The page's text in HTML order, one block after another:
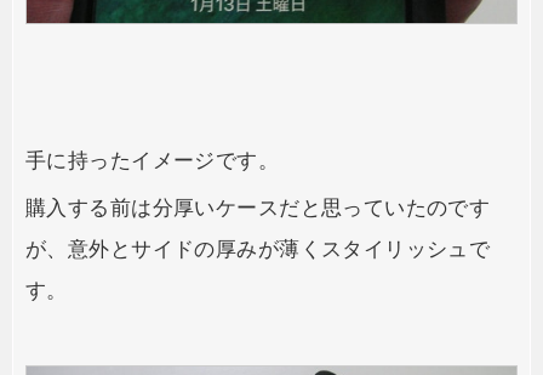
手に持ったイメージです。
購入する前は分厚いケースだと思っていたのです
が、意外とサイドの厚みが薄くスタイリッシュで
す。